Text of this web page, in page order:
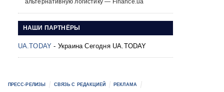
альтернативную логистику — Finance.ua
НАШИ ПАРТНЁРЫ
UA.TODAY - Украина Сегодня UA.TODAY
ПРЕСС-РЕЛИЗЫ СВЯЗЬ С РЕДАКЦИЕЙ РЕКЛАМА